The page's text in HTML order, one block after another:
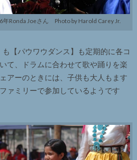
年Ronda Joeさん Photo by Harold Carey Jr.
も【パウワウダンス】も定期的に各コ
て、ドラムに合わせて歌や踊りを楽
アーのときには、子供も大人もます
ァミリーで参加しているようです